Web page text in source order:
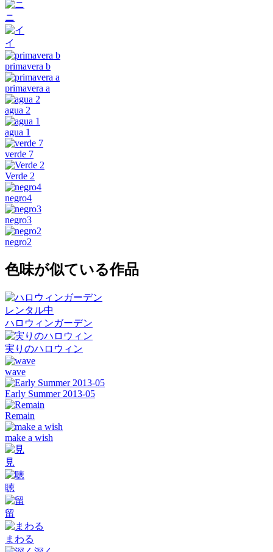
ニ
イ
primavera b
primavera a
agua 2
agua 1
verde 7
Verde 2
negro4
negro3
negro2
色味が似ている作品
レンタル中
ハロウィンガーデン
実りのハロウィン
wave
Early Summer 2013-05
Remain
make a wish
見
聴
留
まわる